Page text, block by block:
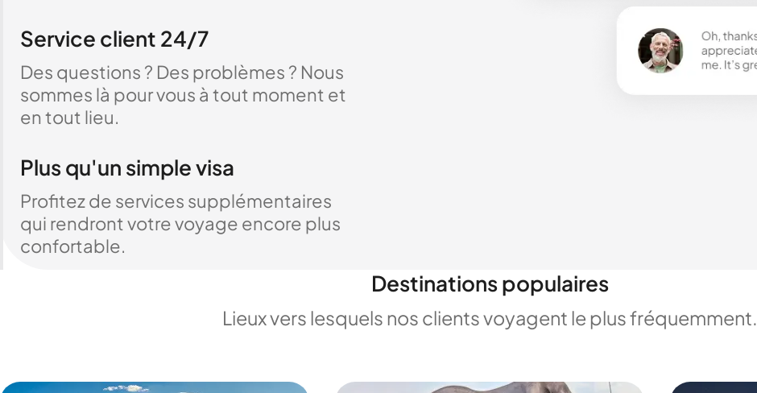
Service client 24/7
Des questions ? Des problèmes ? Nous
sommes là pour vous à tout moment et
en tout lieu.
Plus qu'un simple visa
Profitez de services supplémentaires
qui rendront votre voyage encore plus
confortable.
Destinations populaires
Lieux vers lesquels nos clients voyagent le plus fréquemment.